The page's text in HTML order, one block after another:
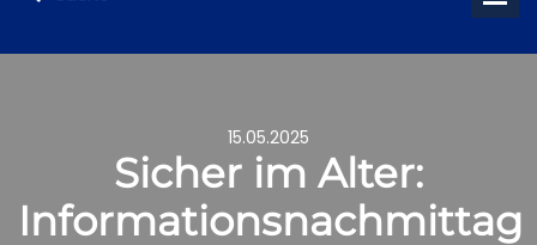
15.05.2025
Sicher im Alter:
Informationsnachmittag